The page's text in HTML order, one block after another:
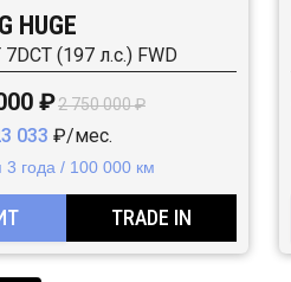
HUGE
(197 л.с.) FWD
₽2 750 000 ₽
033 ₽/мес.
3 года / 100 000 км
TRADE IN